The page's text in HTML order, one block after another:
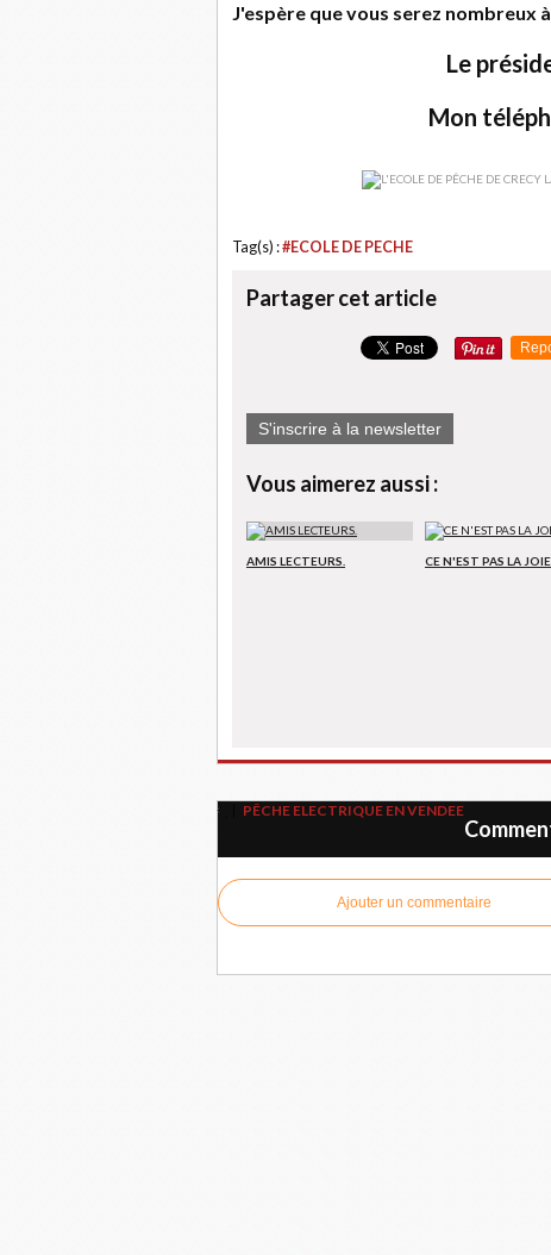
J'espère que vous serez nombreux
Le
Mon
Tag(s) :#ECOLE DE PECHE
Partager cet article
S'inscrire à la newsletter
Vous aimerez aussi :
AMIS LECTEURS.
CE N'EST PAS LA
PÊCHE ELECTRIQUE EN VENDEE
Ajouter un commentaire